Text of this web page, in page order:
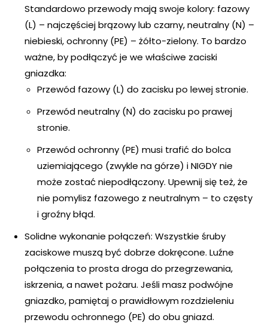
Standardowo przewody mają swoje kolory: fazowy
(L) – najczęściej brązowy lub czarny, neutralny (N) –
niebieski, ochronny (PE) – żółto-zielony. To bardzo
ważne, by podłączyć je we właściwe zaciski
gniazdka:
Przewód fazowy (L) do zacisku po lewej stronie.
Przewód neutralny (N) do zacisku po prawej
stronie.
Przewód ochronny (PE) musi trafić do bolca
uziemiającego (zwykle na górze) i NIGDY nie
może zostać niepodłączony. Upewnij się też, że
nie pomylisz fazowego z neutralnym – to częsty
i groźny błąd.
Solidne wykonanie połączeń: Wszystkie śruby
zaciskowe muszą być dobrze dokręcone. Luźne
połączenia to prosta droga do przegrzewania,
iskrzenia, a nawet pożaru. Jeśli masz podwójne
gniazdko, pamiętaj o prawidłowym rozdzieleniu
przewodu ochronnego (PE) do obu gniazd.